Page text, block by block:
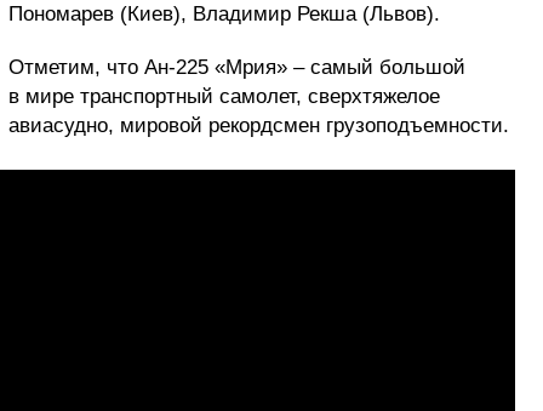
Пономарев (Киев), Владимир Рекша (Львов).
Отметим, что Ан-225 «Мрия» – самый большой
в мире транспортный самолет, сверхтяжелое
авиасудно, мировой рекордсмен грузоподъемности.